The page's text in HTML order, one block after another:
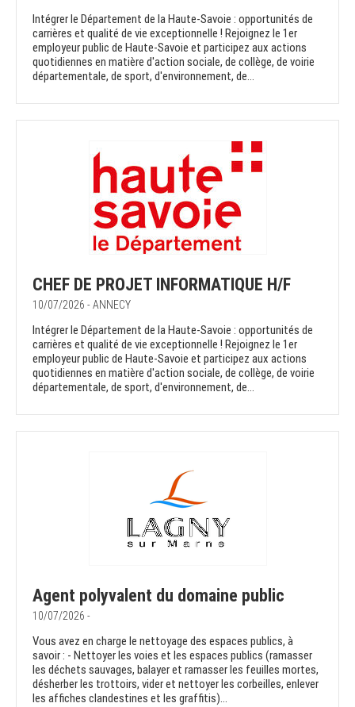
Intégrer le Département de la Haute-Savoie : opportunités de
carrières et qualité de vie exceptionnelle ! Rejoignez le 1er
employeur public de Haute-Savoie et participez aux actions
quotidiennes en matière d'action sociale, de collège, de voirie
départementale, de sport, d'environnement, de...
CHEF DE PROJET INFORMATIQUE H/F
10/07/2026 - ANNECY
Intégrer le Département de la Haute-Savoie : opportunités de
carrières et qualité de vie exceptionnelle ! Rejoignez le 1er
employeur public de Haute-Savoie et participez aux actions
quotidiennes en matière d'action sociale, de collège, de voirie
départementale, de sport, d'environnement, de...
Agent polyvalent du domaine public
10/07/2026 -
Vous avez en charge le nettoyage des espaces publics, à
savoir : - Nettoyer les voies et les espaces publics (ramasser
les déchets sauvages, balayer et ramasser les feuilles mortes,
désherber les trottoirs, vider et nettoyer les corbeilles, enlever
les affiches clandestines et les graffitis)...